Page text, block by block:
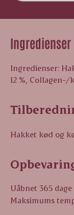
Ingredienser
Ingredienser:
12 %,
Hakket kød og
Uåbnet 365 dage
Maksimums